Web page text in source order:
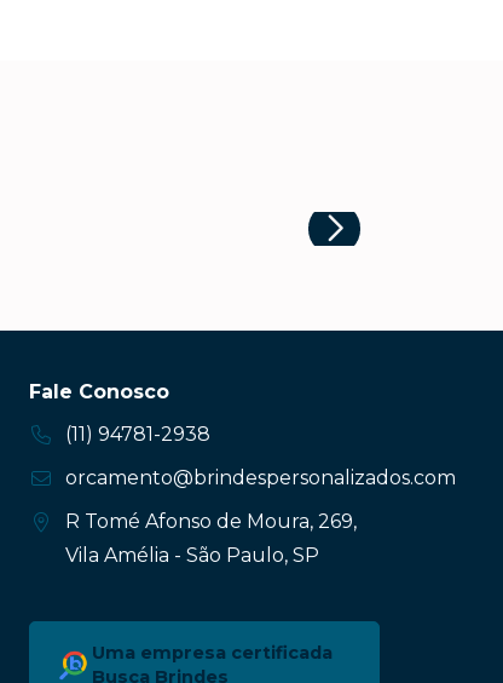
Fale Conosco
(11) 94781-2938
orcamento@brindespersonalizados.com
R Tomé Afonso de Moura, 269,
Vila Amélia - São Paulo, SP
Uma empresa certificada
Busca Brindes